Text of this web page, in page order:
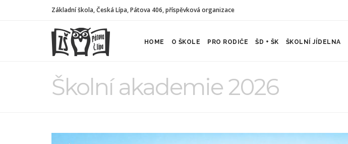
Základní škola, Česká Lípa, Pátova 406, příspěvková organizace
HOME O ŠKOLE PRO RODIČE ŠD + ŠK ŠKOLNÍ JÍDELNA
Školní akademie 2026